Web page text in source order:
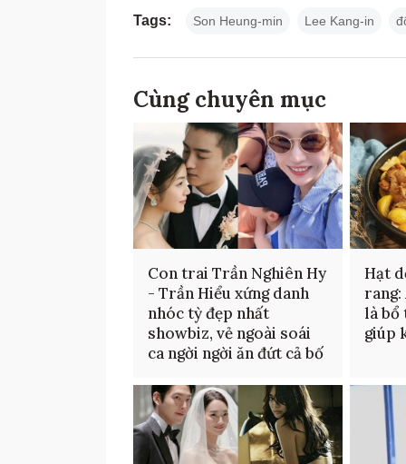
Tags: Son Heung-min Lee Kang-in
Cùng chuyên mục
Con trai Trần Nghiên Hy
- Trần Hiểu xứng danh
nhóc tỳ đẹp nhất
showbiz, vẻ ngoài soái
ca ngời ngời ăn đứt cả bố
Hạt
rang:
là bổ
giúp